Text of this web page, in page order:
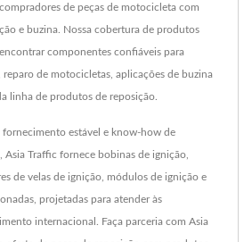
de peças de motocicleta com
e buzina. Nossa cobertura de produtos
componentes confiáveis para
de motocicletas, aplicações de buzina
linha de produtos de reposição.
estável e know-how de
Asia Traffic fornece bobinas de ignição,
de velas de ignição, módulos de ignição e
projetadas para atender às
internacional. Faça parceria com Asia